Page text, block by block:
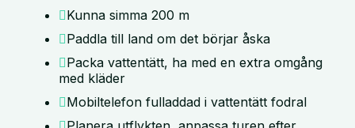
Kunna simma 200 m
Paddla till land om det börjar åska
Packa vattentätt, ha med en extra omgång
med kläder
Mobiltelefon fulladdad i vattentätt fodral